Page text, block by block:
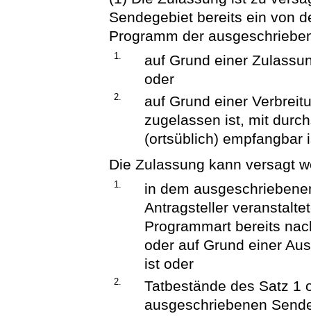
Sendegebiet bereits ein von
Programm der
1.
auf Grund einer
oder
2.
auf Grund einer
zugelassen ist, mit
(ortsüblich) empfangbar
Die Zulassung kann versagt
1.
in dem
Antragsteller
Programmart bereits
oder auf Grund einer
ist oder
2.
Tatbestände des Satz 1
ausgeschriebenen